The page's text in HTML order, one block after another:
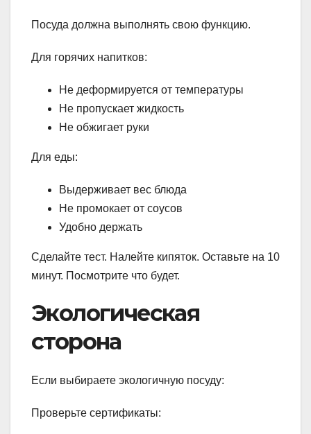
Посуда должна выполнять свою функцию.
Для горячих напитков:
Не деформируется от температуры
Не пропускает жидкость
Не обжигает руки
Для еды:
Выдерживает вес блюда
Не промокает от соусов
Удобно держать
Сделайте тест. Налейте кипяток. Оставьте на 10
минут. Посмотрите что будет.
Экологическая
сторона
Если выбираете экологичную посуду:
Проверьте сертификаты: